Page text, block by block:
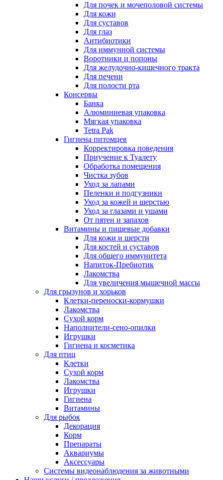
Для почек и мочеполовой системы
Для кожи
Для суставов
Для глаз
Антибиотики
Для иммунной системы
Воротники и попоны
Для желудочно-кишечного тракта
Для печени
Для полости рта
Консервы
Банка
Алюминиевая упаковка
Мягкая упаковка
Tetra Pak
Гигиена питомцев
Корректировка поведения
Приучение к Туалету
Обработка помещения
Чистка зубов
Уход за лапами
Пеленки и подгузники
Уход за кожей и шерстью
Уход за глазами и ушами
От пятен и запахов
Витамины и пищевые добавки
Для кожи и шерсти
Для костей и суставов
Для общего иммунитета
Напиток-Пребиотик
Лакомства
Для увеличения мышечной массы
Для грызунов и хорьков
Клетки-переноски-кормушки
Лакомства
Сухой корм
Наполнители-сено-опилки
Игрушки
Гигиена и косметика
Для птиц
Клетки
Сухой корм
Лакомства
Игрушки
Гигиена
Витамины
Для рыбок
Декорация
Корм
Препараты
Аквариумы
Аксессуары
Cистемы видеонаблюдения за животными